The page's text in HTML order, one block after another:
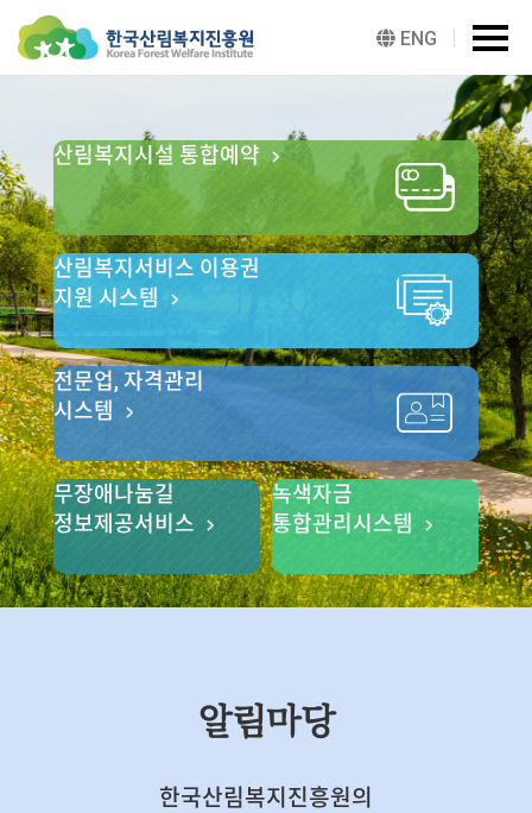
ENG
산림복지시설 통합예약
산림복지서비스 이용권
지원 시스템
전문업, 자격관리
시스템
무장애나눔길
정보제공서비스
녹색자금
통합관리시스템
알림마당
한국산림복지진흥원의